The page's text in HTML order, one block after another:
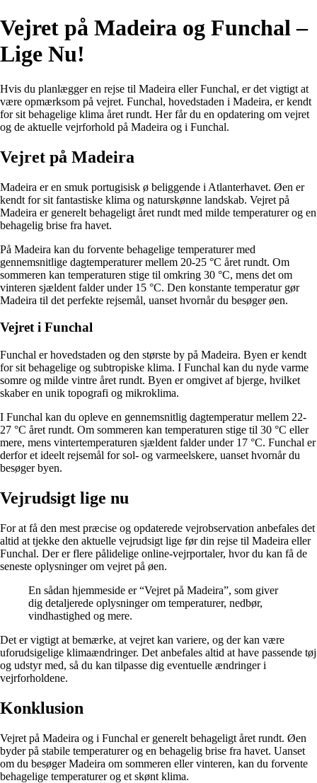
Vejret på Madeira og Funchal –
Lige Nu!
Hvis du planlægger en rejse til Madeira eller Funchal, er det vigtigt at
være opmærksom på vejret. Funchal, hovedstaden i Madeira, er kendt
for sit behagelige klima året rundt. Her får du en opdatering om vejret
og de aktuelle vejrforhold på Madeira og i Funchal.
Vejret på Madeira
Madeira er en smuk portugisisk ø beliggende i Atlanterhavet. Øen er
kendt for sit fantastiske klima og naturskønne landskab. Vejret på
Madeira er generelt behageligt året rundt med milde temperaturer og en
behagelig brise fra havet.
På Madeira kan du forvente behagelige temperaturer med
gennemsnitlige dagtemperaturer mellem 20-25 °C året rundt. Om
sommeren kan temperaturen stige til omkring 30 °C, mens det om
vinteren sjældent falder under 15 °C. Den konstante temperatur gør
Madeira til det perfekte rejsemål, uanset hvornår du besøger øen.
Vejret i Funchal
Funchal er hovedstaden og den største by på Madeira. Byen er kendt
for sit behagelige og subtropiske klima. I Funchal kan du nyde varme
somre og milde vintre året rundt. Byen er omgivet af bjerge, hvilket
skaber en unik topografi og mikroklima.
I Funchal kan du opleve en gennemsnitlig dagtemperatur mellem 22-
27 °C året rundt. Om sommeren kan temperaturen stige til 30 °C eller
mere, mens vintertemperaturen sjældent falder under 17 °C. Funchal er
derfor et ideelt rejsemål for sol- og varmeelskere, uanset hvornår du
besøger byen.
Vejrudsigt lige nu
For at få den mest præcise og opdaterede vejrobservation anbefales det
altid at tjekke den aktuelle vejrudsigt lige før din rejse til Madeira eller
Funchal. Der er flere pålidelige online-vejrportaler, hvor du kan få de
seneste oplysninger om vejret på øen.
En sådan hjemmeside er “Vejret på Madeira”, som giver
dig detaljerede oplysninger om temperaturer, nedbør,
vindhastighed og mere.
Det er vigtigt at bemærke, at vejret kan variere, og der kan være
uforudsigelige klimaændringer. Det anbefales altid at have passende tøj
og udstyr med, så du kan tilpasse dig eventuelle ændringer i
vejrforholdene.
Konklusion
Vejret på Madeira og i Funchal er generelt behageligt året rundt. Øen
byder på stabile temperaturer og en behagelig brise fra havet. Uanset
om du besøger Madeira om sommeren eller vinteren, kan du forvente
behagelige temperaturer og et skønt klima.